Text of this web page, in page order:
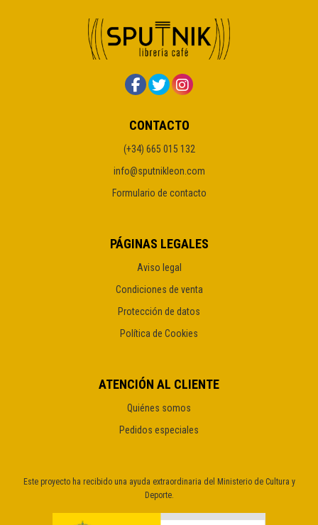
CONTACTO
(+34) 665 015 132
info@sputnikleon.com
Formulario de contacto
PÁGINAS LEGALES
Aviso legal
Condiciones de venta
Protección de datos
Política de Cookies
ATENCIÓN AL CLIENTE
Quiénes somos
Pedidos especiales
Este proyecto ha recibido una ayuda extraordinaria del Ministerio de Cultura y
Deporte.